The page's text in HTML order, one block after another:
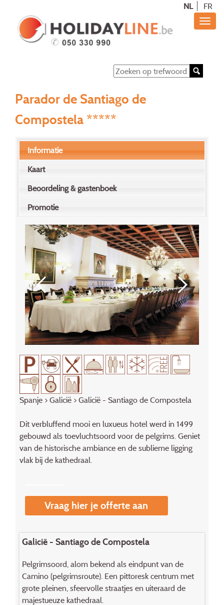
NL FR
Parador de Santiago de
Compostela *****
Informatie
Kaart
Beoordeling & gastenboek
Promotie
Spanje> Galicië> Galicië - Santiago de Compostela
Dit verbluffend mooi en luxueus hotel werd in 1499
gebouwd als toevluchtsoord voor de pelgrims. Geniet
van de historische ambiance en de sublieme ligging
vlak bij de kathedraal.
Vraag hier je offerte aan
Galicië - Santiago de Compostela
Pelgrimsoord, alom bekend als eindpunt van de
Camino (pelgrimsroute). Een pittoresk centrum met
grote pleinen, sfeervolle straatjes en uiteraard de
majestueuze kathedraal.